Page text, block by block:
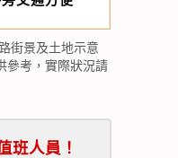
街景及土地示意
參考，實際狀況請
班人員！